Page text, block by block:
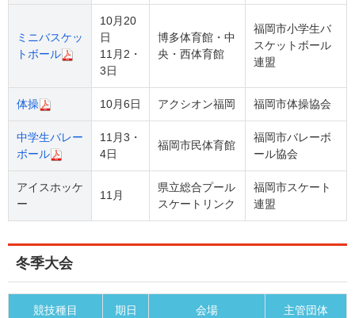
ミニバスケッ
トボール
10月20
日
11月2・
3日
博多体育館・中
央・西体育館
福岡市小学生バ
スケットボール
連盟
体操 10月6日 アクシオン福岡 福岡市体操協会
中学生バレー
ボール
11月3・
4日
福岡市民体育館
福岡市バレーボ
ール協会
アイスホッケ
ー
11月
県立総合プール
スケートリンク
福岡市スケート
連盟
冬季大会
競技種目 期日 会場 主管団体